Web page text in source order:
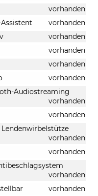
vorhanden
vorhanden
vorhanden
vorhanden
vorhanden
vorhanden
Audiostreaming
vorhanden
vorhanden
vorhanden
vorhanden
vorhanden
vorhanden